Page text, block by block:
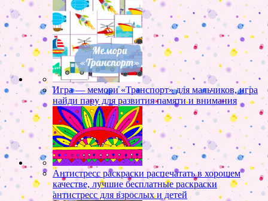
Игра — мемори «Транспорт» для мальчиков, игра
найди пару для развития памяти и внимания
Антистресс раскраски распечатать в хорошем
качестве, лучшие бесплатные раскраски
антистресс для взрослых и детей